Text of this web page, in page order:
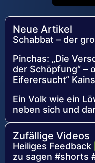
Neue Artikel
Schabbat – der
Pinchas: „Die
der Schöpfung“ –
Eiferersucht“ Kains
Ein Volk wie ein
neben sich und
Zufällige Videos
Heiliges
zu sagen #shorts